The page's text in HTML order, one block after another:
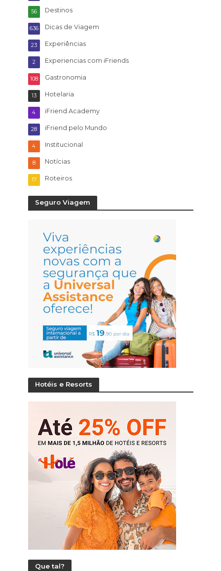
Destinos
56
Dicas de Viagem
636
Experiências
23
Experiencias com iFriends
2
Gastronomia
108
Hotelaria
13
iFriend Academy
4
iFriend pelo Mundo
28
Institucional
4
Notícias
8
Roteiros
17
Seguro Viagem
Hotéis e Resorts
Que tal?